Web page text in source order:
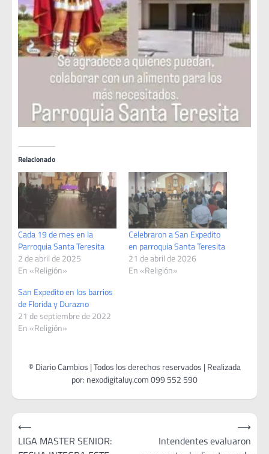
Relacionado
Cada 19 de mes en la
Parroquia Santa Teresita
2 de abril de 2025
En «Religión»
Celebraron a San Expedito
en parroquia Santa Teresita
21 de abril de 2026
En «Religión»
San Expedito en los barrios
de Florida y Durazno
21 de septiembre de 2022
En «Religión»
Navegación
de
⟵
LIGA MASTER SENIOR:
Intendentes evaluaron
⟶